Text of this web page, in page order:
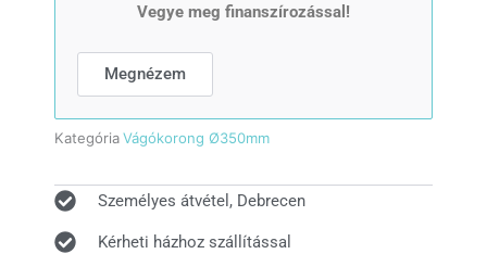
Vegye meg finanszírozással!
Megnézem
KategóriaVágókorong Ø350mm
Személyes átvétel, Debrecen
Kérheti házhoz szállítással